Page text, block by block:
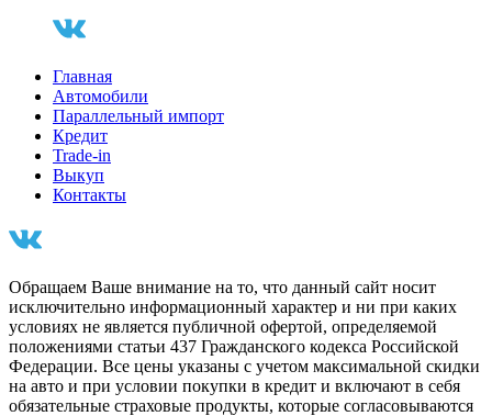
Главная
Автомобили
Параллельный импорт
Кредит
Trade-in
Выкуп
Контакты
Обращаем Ваше внимание на то, что данный сайт носит
исключительно информационный характер и ни при каких
условиях не является публичной офертой, определяемой
положениями статьи 437 Гражданского кодекса Российской
Федерации. Все цены указаны с учетом максимальной скидки
на авто и при условии покупки в кредит и включают в себя
обязательные страховые продукты, которые согласовываются